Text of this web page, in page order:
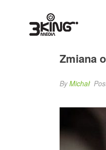
Zmiana
ByMichał